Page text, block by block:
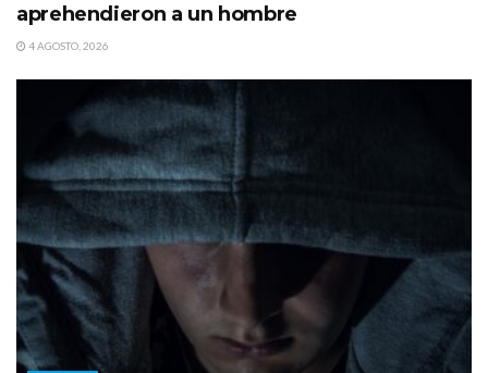
aprehendieron a un hombre
4 AGOSTO, 2026